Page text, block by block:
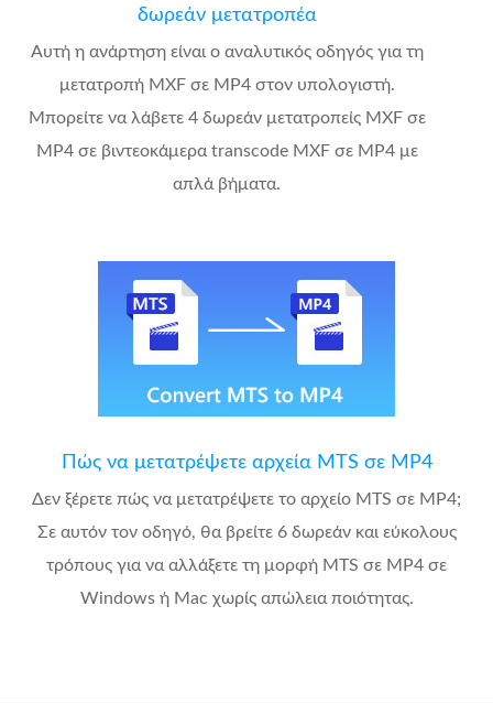
δωρεάν μετατροπέα
Αυτή η ανάρτηση είναι ο αναλυτικός οδηγός για τη
μετατροπή MXF σε MP4 στον υπολογιστή.
Μπορείτε να λάβετε 4 δωρεάν μετατροπείς MXF σε
MP4 σε βιντεοκάμερα transcode MXF σε MP4 με
απλά βήματα.
Πώς να μετατρέψετε αρχεία MTS σε MP4
Δεν ξέρετε πώς να μετατρέψετε το αρχείο MTS σε MP4;
Σε αυτόν τον οδηγό, θα βρείτε 6 δωρεάν και εύκολους
τρόπους για να αλλάξετε τη μορφή MTS σε MP4 σε
Windows ή Mac χωρίς απώλεια ποιότητας.